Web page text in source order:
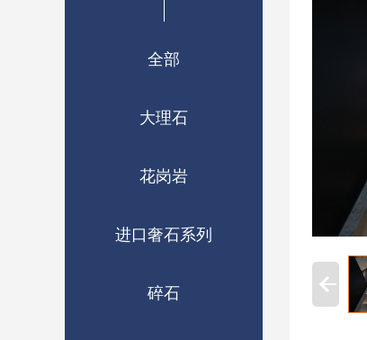
全部
大理石
花岗岩
进口奢石系列
碎石